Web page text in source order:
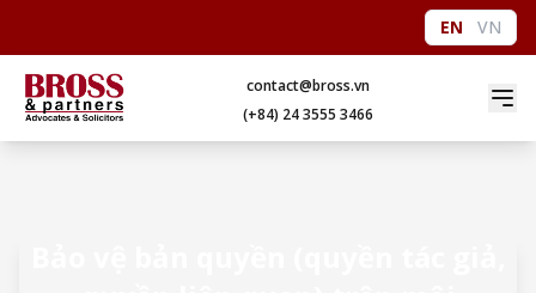
EN VN
contact@bross.vn
(+84) 24 3555 3466